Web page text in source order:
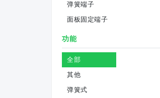
弹簧端子
面板固定端子
功能
全部
其他
弹簧式